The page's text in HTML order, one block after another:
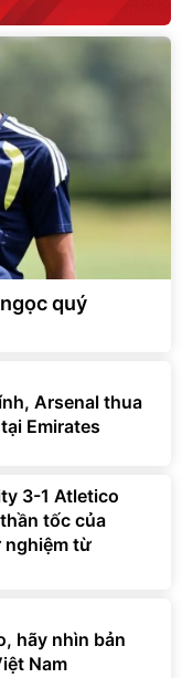
quý
Arsenal thua
Emirates
3-1 Atletico
tốc của
nghiệm từ
hãy nhìn bản
Nam